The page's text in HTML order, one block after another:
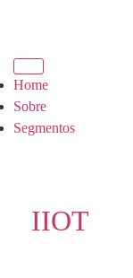
Home
Sobre
Segmentos
IIOT